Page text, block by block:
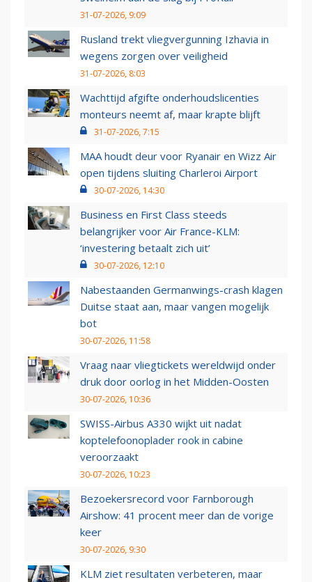
31-07-2026, 9:09
Rusland trekt vliegvergunning Izhavia in
wegens zorgen over veiligheid
31-07-2026, 8:03
Wachttijd afgifte onderhoudslicenties
monteurs neemt af, maar krapte blijft
31-07-2026, 7:15
MAA houdt deur voor Ryanair en Wizz Air
open tijdens sluiting Charleroi Airport
30-07-2026, 14:30
Business en First Class steeds
belangrijker voor Air France-KLM:
‘investering betaalt zich uit’
30-07-2026, 12:10
Nabestaanden Germanwings-crash klagen
Duitse staat aan, maar vangen mogelijk
bot
30-07-2026, 11:58
Vraag naar vliegtickets wereldwijd onder
druk door oorlog in het Midden-Oosten
30-07-2026, 10:36
SWISS-Airbus A330 wijkt uit nadat
koptelefoonoplader rook in cabine
veroorzaakt
30-07-2026, 10:23
Bezoekersrecord voor Farnborough
Airshow: 41 procent meer dan de vorige
keer
30-07-2026, 9:30
KLM ziet resultaten verbeteren, maar